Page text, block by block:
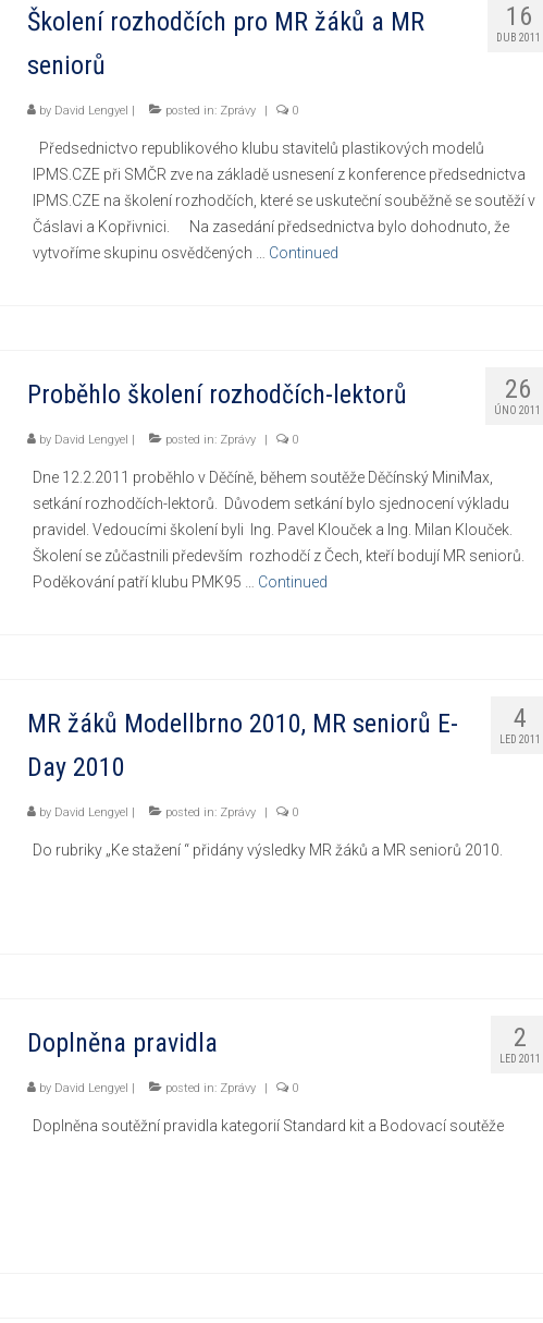
16
DUB 2011
Školení rozhodčích pro MR žáků a MR
seniorů
by David Lengyel posted in: Zprávy 0
Předsednictvo republikového klubu stavitelů plastikových modelů
IPMS.CZE při SMČR zve na základě usnesení z konference předsednictva
IPMS.CZE na školení rozhodčích, které se uskuteční souběžně se soutěží v
Čáslavi a Kopřivnici. Na zasedání předsednictva bylo dohodnuto, že
vytvoříme skupinu osvědčených … Continued
26
ÚNO 2011
Proběhlo školení rozhodčích-lektorů
by David Lengyel posted in: Zprávy 0
Dne 12.2.2011 proběhlo v Děčíně, během soutěže Děčínský MiniMax,
setkání rozhodčích-lektorů. Důvodem setkání bylo sjednocení výkladu
pravidel. Vedoucími školení byli Ing. Pavel Klouček a Ing. Milan Klouček.
Školení se zůčastnili především rozhodčí z Čech, kteří bodují MR seniorů.
Poděkování patří klubu PMK95 … Continued
4
LED 2011
MR žáků Modellbrno 2010, MR seniorů E-
Day 2010
by David Lengyel posted in: Zprávy 0
Do rubriky „Ke stažení “ přidány výsledky MR žáků a MR seniorů 2010.
2
LED 2011
Doplněna pravidla
by David Lengyel posted in: Zprávy 0
Doplněna soutěžní pravidla kategorií Standard kit a Bodovací soutěže